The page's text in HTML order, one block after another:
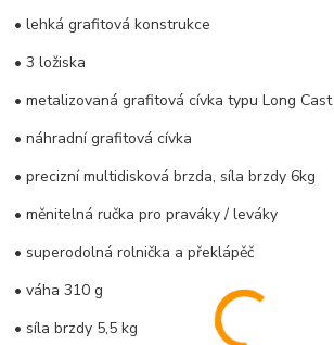
• lehká grafitová konstrukce
• 3 ložiska
• metalizovaná grafitová cívka typu Long Cast
• náhradní grafitová cívka
• precizní multidisková brzda, síla brzdy 6kg
• měnitelná ručka pro praváky / leváky
• superodolná rolnička a překlápěč
• váha 310 g
• síla brzdy 5,5 kg